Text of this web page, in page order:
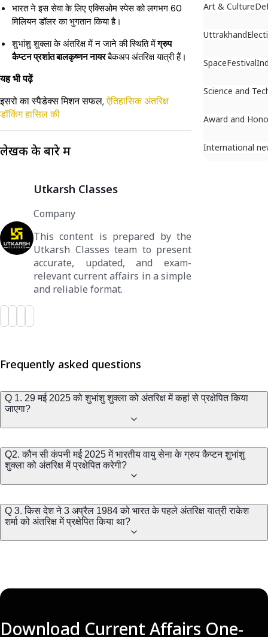
भारत ने इस सेवा के लिए एक्सिओम स्पेस को लगभग 60
मिलियन डॉलर का भुगतान किया है।
शुभांशु शुक्ला के अंतरिक्ष में न जाने की स्थिति मेंग्रुप
कैप्टन प्रशांत बालकृष्णन नायरबैकअप अंतरिक्ष यात्री हैं।
यह भी पढ़ें
इसरो का स्पैडेक्स मिशन सफल,ऐतिहासिक अंतरिक्ष
डॉकिंग हासिल की
लेखक के बारे में
Utkarsh Classes
Company
This content is prepared by the
Utkarsh Classes team to present
accurate, updated, and exam-
relevant current affairs in a simple
and reliable format.
Art & Culture
Uttrakhand
SpaceFestival
Science and
Award and
International
Frequently asked questions
Q 1. 29 मई 2025 को शुभांशु शुक्ला को अंतरिक्ष में कहां से प्रक्षेपित किया
जाएगा?
Q2. कौन सी कंपनी मई 2025 में भारतीय वायु सेना के ग्रुप कैप्टन शुभांशु
शुक्ला को अंतरिक्ष में प्रक्षेपित करेगी?
Q 3. किस देश ने 3 अप्रैल 1984 को भारत के पहले अंतरिक्ष यात्री राकेश
शर्मा को अंतरिक्ष में प्रक्षेपित किया था?
Download Current Affairs One-